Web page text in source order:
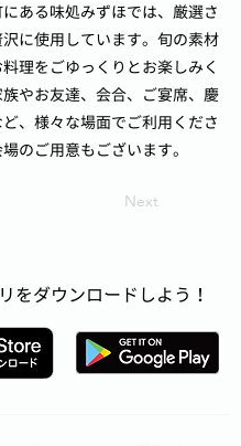
ある味処みずほでは、厳選さ
に使用しています。旬の素材
理をごゆっくりとお楽しみく
やお友達、会合、ご宴席、慶
、様々な場面でご利用くださ
のご用意もございます。
Next
をダウンロードしよう！